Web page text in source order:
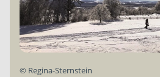
© Regina-Sternstein